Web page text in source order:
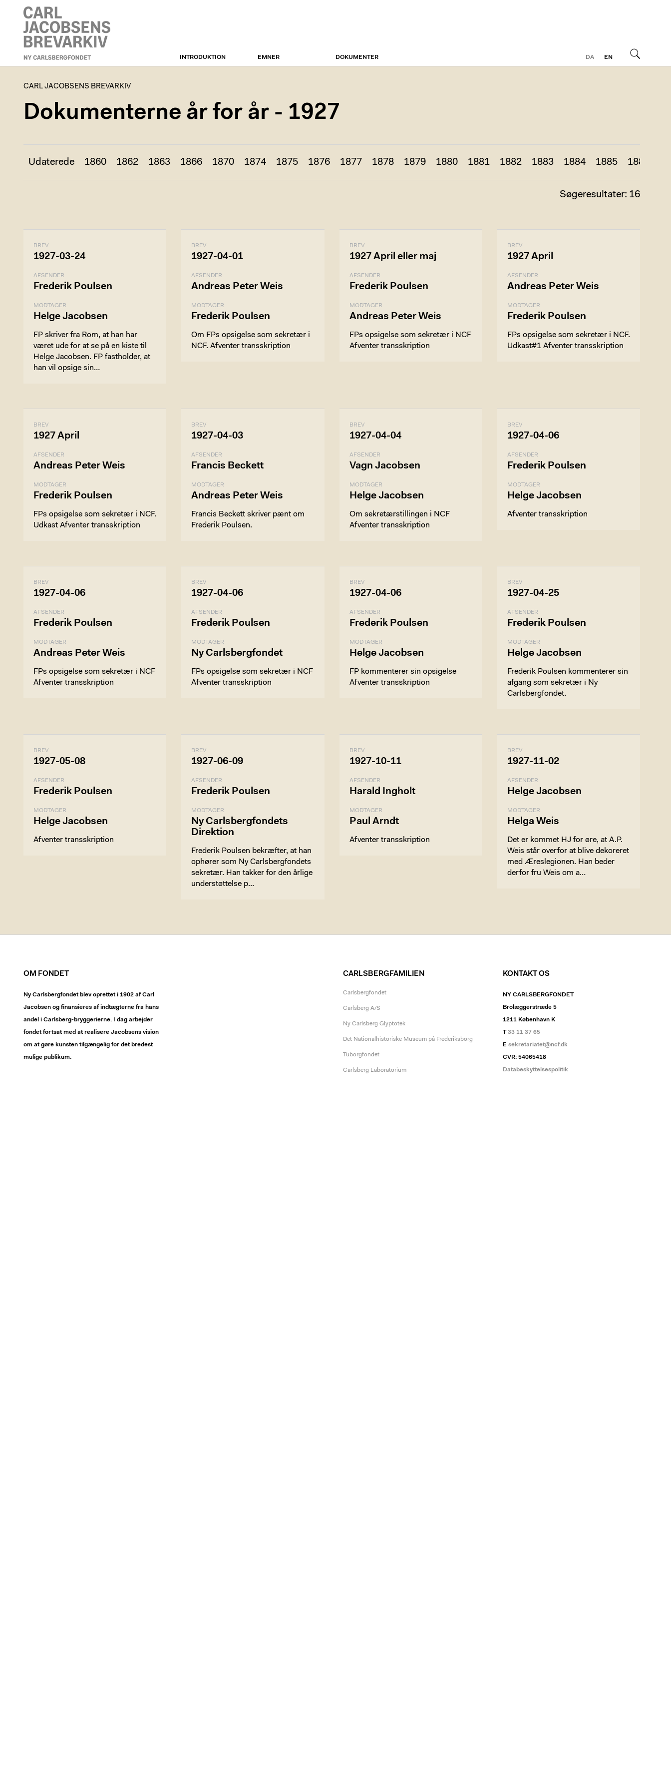
CARL JACOBSENS
DA
EN
INTRODUKTION EMNER DOKUMENTER
CARL JACOBSENS BREVARKIV
Dokumenterne år for år - 1927
Udaterede 1860 1862 1863 1866 1870 1874 1875 1876 1877 1878 1879 1880 1881 1882 1883 1884 1885 1886
Søgeresultater: 16
BREV
1927-03-24
AFSENDER
Frederik Poulsen
MODTAGER
Helge Jacobsen
FP skriver fra Rom, at han har
været ude for at se på en kiste til
Helge Jacobsen. FP fastholder, at
han vil opsige sin…
BREV
1927-04-01
AFSENDER
Andreas Peter Weis
MODTAGER
Frederik Poulsen
Om FPs opsigelse som sekretær i
NCF. Afventer transskription
BREV
1927 April eller maj
AFSENDER
Frederik Poulsen
MODTAGER
Andreas Peter Weis
FPs opsigelse som sekretær i NCF
Afventer transskription
BREV
1927 April
AFSENDER
Andreas Peter Weis
MODTAGER
Frederik Poulsen
FPs opsigelse som sekretær i NCF.
Udkast#1 Afventer transskription
BREV
1927 April
AFSENDER
Andreas Peter Weis
MODTAGER
Frederik Poulsen
FPs opsigelse som sekretær i NCF.
Udkast Afventer transskription
BREV
1927-04-03
AFSENDER
Francis Beckett
MODTAGER
Andreas Peter Weis
Francis Beckett skriver pænt om
Frederik Poulsen.
BREV
1927-04-04
AFSENDER
Vagn Jacobsen
MODTAGER
Helge Jacobsen
Om sekretærstillingen i NCF
Afventer transskription
BREV
1927-04-06
AFSENDER
Frederik Poulsen
MODTAGER
Helge Jacobsen
Afventer transskription
BREV
1927-04-06
AFSENDER
Frederik Poulsen
MODTAGER
Andreas Peter Weis
FPs opsigelse som sekretær i NCF
Afventer transskription
BREV
1927-04-06
AFSENDER
Frederik Poulsen
MODTAGER
Ny Carlsbergfondet
FPs opsigelse som sekretær i NCF
Afventer transskription
BREV
1927-04-06
AFSENDER
Frederik Poulsen
MODTAGER
Helge Jacobsen
FP kommenterer sin opsigelse
Afventer transskription
BREV
1927-04-25
AFSENDER
Frederik Poulsen
MODTAGER
Helge Jacobsen
Frederik Poulsen kommenterer sin
afgang som sekretær i Ny
Carlsbergfondet.
BREV
1927-05-08
AFSENDER
Frederik Poulsen
MODTAGER
Helge Jacobsen
Afventer transskription
BREV
1927-06-09
AFSENDER
Frederik Poulsen
MODTAGER
Ny Carlsbergfondets
Direktion
Frederik Poulsen bekræfter, at han
ophører som Ny Carlsbergfondets
sekretær. Han takker for den årlige
understøttelse p…
BREV
1927-10-11
AFSENDER
Harald Ingholt
MODTAGER
Paul Arndt
Afventer transskription
BREV
1927-11-02
AFSENDER
Helge Jacobsen
MODTAGER
Helga Weis
Det er kommet HJ for øre, at A.P.
Weis står overfor at blive dekoreret
med Æreslegionen. Han beder
derfor fru Weis om a…
OM FONDET
Ny Carlsbergfondet blev oprettet i 1902 af Carl
Jacobsen og finansieres af indtægterne fra hans
andel i Carlsberg-bryggerierne. I dag arbejder
fondet fortsat med at realisere Jacobsens vision
om at gøre kunsten tilgængelig for det bredest
mulige publikum.
CARLSBERGFAMILIEN
Carlsbergfondet
Carlsberg A/S
Ny Carlsberg Glyptotek
Det Nationalhistoriske Museum på Frederiksborg
Tuborgfondet
Carlsberg Laboratorium
KONTAKT OS
NY CARLSBERGFONDET
Brolæggerstræde 5
1211 København K
T33 11 37 65
E sekretariatet@ncf.dk
CVR: 54065418
Databeskyttelsespolitik